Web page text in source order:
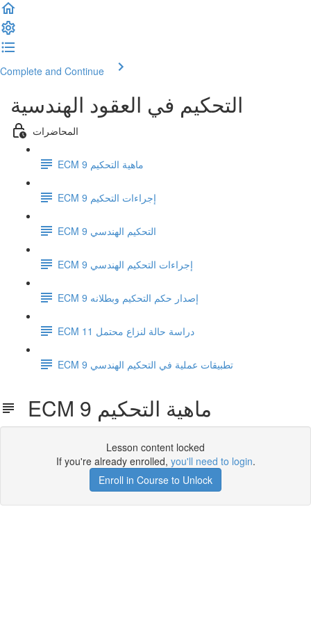
Complete and Continue
التحكيم في العقود الهندسية
المحاضرات
ECM 9 ماهية التحكيم
ECM 9 إجراءات التحكيم
ECM 9 التحكيم الهندسي
ECM 9 إجراءات التحكيم الهندسي
ECM 9 إصدار حكم التحكيم وبطلانه
ECM 11 دراسة حالة لنزاع محتمل
ECM 9 تطبيقات عملية في التحكيم الهندسي
ECM 9 ماهية التحكيم
Lesson content locked
If you're already enrolled, you'll need to login.
Enroll in Course to Unlock